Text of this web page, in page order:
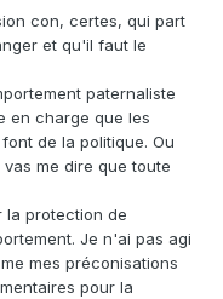
con, certes, qui part
et qu'il faut le
paternaliste
en charge que les
de la politique. Ou
me dire que toute
la protection de
Je n'ai pas agi
mes préconisations
pour la